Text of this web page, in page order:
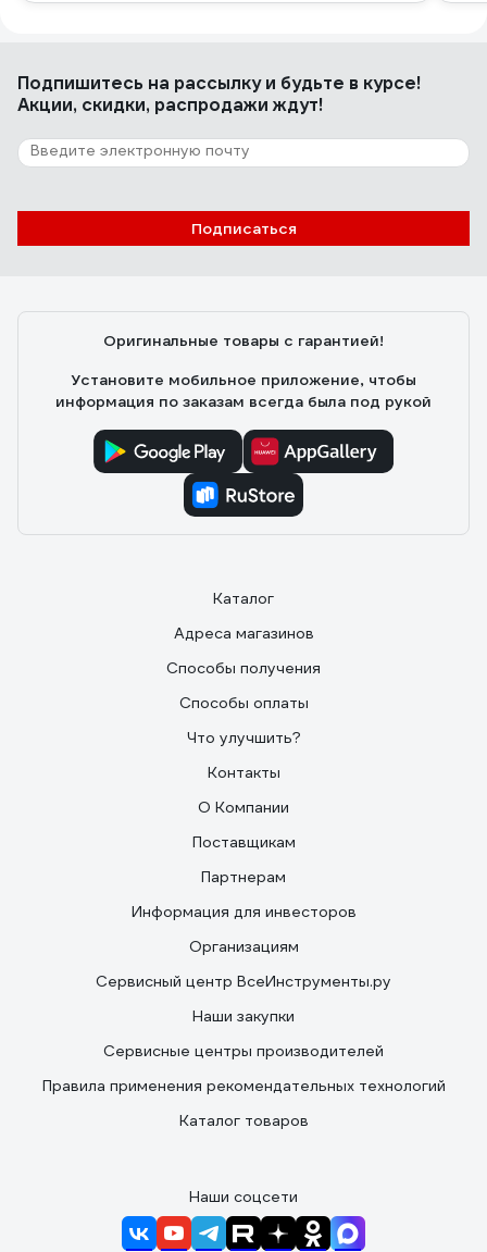
Подпишитесь на рассылкуи будьте в курсе!
Акции, скидки, распродажи ждут!
Подписаться
Оригинальные товары с гарантией!
Установите мобильное приложение, чтобы
информация по заказам всегда была под рукой
Каталог
Адреса магазинов
Способы получения
Способы оплаты
Что улучшить?
Контакты
О Компании
Поставщикам
Партнерам
Информация для инвесторов
Организациям
Сервисный центр ВсеИнструменты.ру
Наши закупки
Сервисные центры производителей
Правила применения рекомендательных технологий
Каталог товаров
Наши соцсети